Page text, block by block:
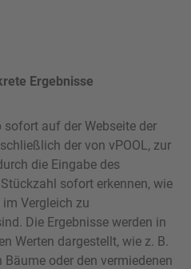
Ergebnisse
sofort auf der Webseite der
der von vPOOL, zur
die Eingabe des
sofort erkennen, wie
Vergleich zu
Die Ergebnisse werden in
Werten dargestellt, wie z. B.
oder den vermiedenen